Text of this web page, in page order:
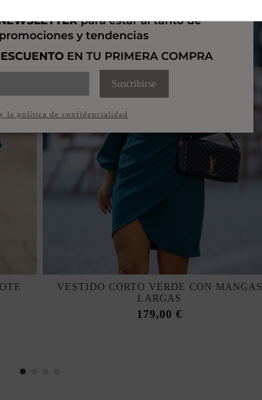
VESTIDO CORTO VERDE CON MANGAS
LARGAS
179,00 €
Suscribirse
la política de confidencialidad